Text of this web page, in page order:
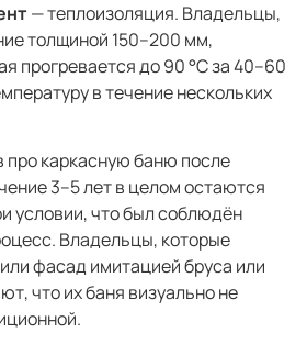
— теплоизоляция. Владельцы,
толщиной 150–200 мм,
прогревается до 90 °C за 40–60
в течение нескольких
каркасную баню после
3–5 лет в целом остаются
условии, что был соблюдён
Владельцы, которые
фасад имитацией бруса или
что их баня визуально не